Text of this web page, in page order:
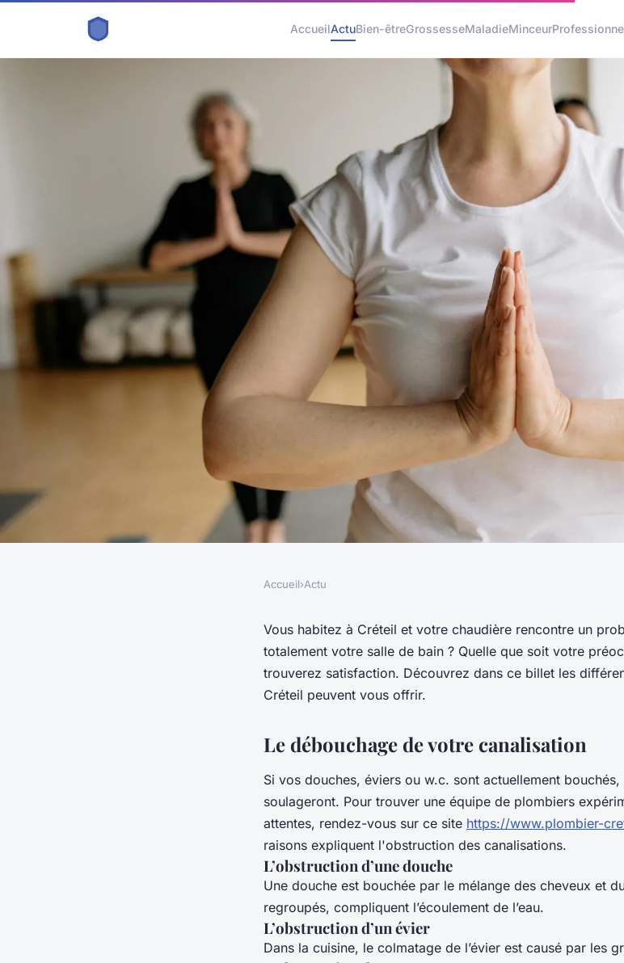
AccueilActuBien-êtreGrossesseMaladieMinceur
Quelles sont les prestations en
plomberie à Créteil ?
Accueil›Actu
Vous habitez à Créteil et votre chaudière rencontre un
totalement votre salle de bain ? Quelle que soit votre
trouverez satisfaction. Découvrez dans ce billet les
Créteil peuvent vous offrir.
Le débouchage de votre canalisation
Si vos douches, éviers ou w.c. sont actuellement
soulageront. Pour trouver une équipe de plombiers
attentes, rendez-vous sur ce site https://www.plombier-
raisons expliquent l'obstruction des canalisations.
L’obstruction d’une douche
Une douche est bouchée par le mélange des cheveux et
regroupés, compliquent l’écoulement de l’eau.
L’obstruction d’un évier
Dans la cuisine, le colmatage de l’évier est causé par les